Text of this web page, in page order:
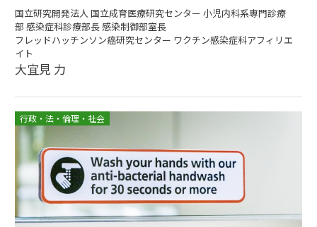
国立研究開発法人 国立成育医療研究センター 小児内科系専門診療
部 感染症科診療部長 感染制御部室長
フレッドハッチンソン癌研究センター ワクチン感染症科アフィリエ
イト
大宜見 力
行政・法・倫理・社会